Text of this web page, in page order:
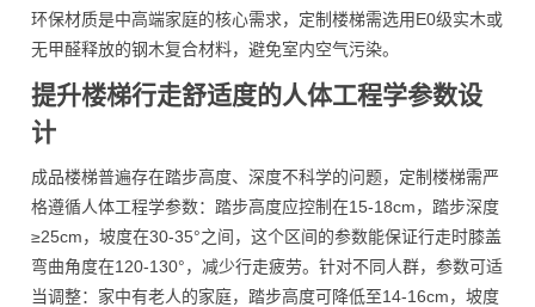
环保材质是中高端家庭的核心需求，定制楼梯需选用E0级实木或
无甲醛释放的钢木复合材料，避免室内空气污染。
提升楼梯行走舒适度的人体工程学参数设
计
成品楼梯普遍存在踏步高度、深度不科学的问题，定制楼梯需严
格遵循人体工程学参数：踏步高度应控制在15-18cm，踏步深度
≥25cm，坡度在30-35°之间，这个区间的参数能保证行走时膝盖
弯曲角度在120-130°，减少行走疲劳。针对不同人群，参数可适
当调整：家中有老人的家庭，踏步高度可降低至14-16cm，坡度